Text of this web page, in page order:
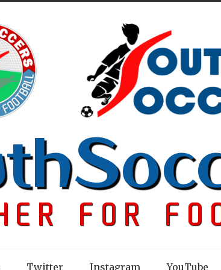
Twitter Instagram YouTube